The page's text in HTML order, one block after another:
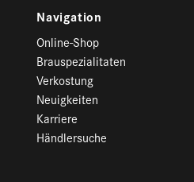
Navigation
Online-Shop
Brauspezialitaten
Verkostung
Neuigkeiten
Karriere
Händlersuche